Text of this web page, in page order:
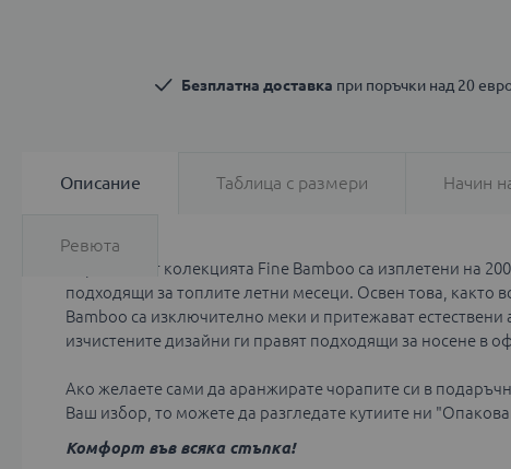
Безплатна доставка при поръчки над 20
Описание
Чорапите от колекцията Fine Bamboo са изплетени на
подходящи за топлите летни месеци. Освен това, както
Bamboo са изключително меки и притежават
изчистените дизайни ги правят подходящи за носене в
Ако желаете сами да аранжирате чорапите си в
Ваш избор, то можете да разгледате кутиите ни
Комфорт във всяка стъпка!
Таблица с размери Начин
Ревюта